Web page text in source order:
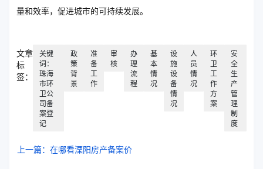
量和效率，促进城市的可持续发展。
文章
标
签：
关键
词：
珠海
市环
卫公
司备
案登
记
政
策
背
景
准
备
工
作
审
核
办
理
流
程
基
本
情
况
设
施
设
备
情
况
人
员
情
况
环
卫
工
作
方
案
安
全
生
产
管
理
制
度
上一篇：在哪看溧阳房产备案价